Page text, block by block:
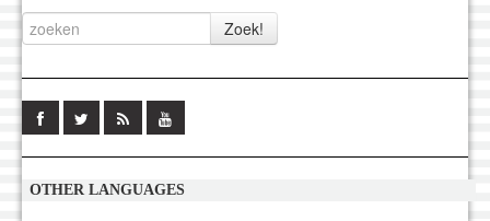
OTHER LANGUAGES